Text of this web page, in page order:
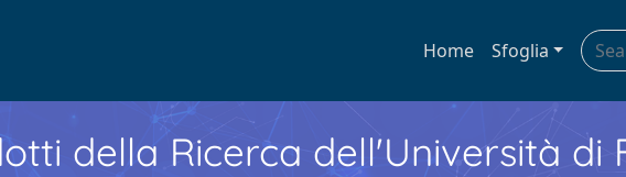
Home Sfoglia
della Ricerca dell'Università di